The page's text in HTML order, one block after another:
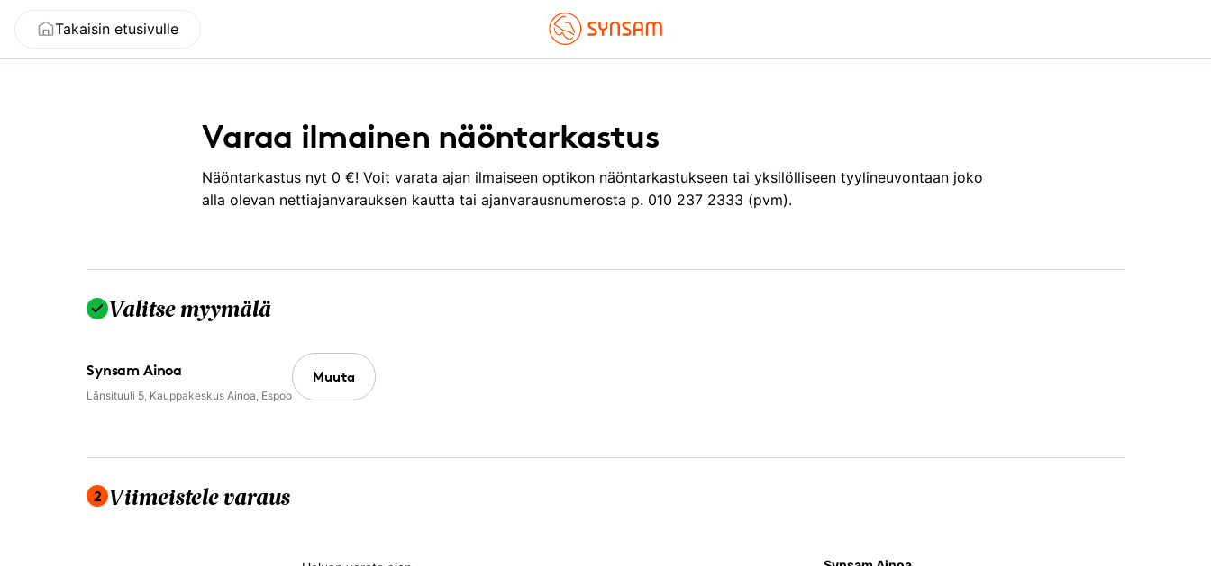
Takaisin etusivulle
Varaa ilmainen näöntarkastus
Näöntarkastus nyt 0 €! Voit varata ajan ilmaiseen optikon näöntarkastukseen tai yksilölliseen tyylineuvontaan joko
alla olevan nettiajanvarauksen kautta tai ajanvarausnumerosta p. 010 237 2333 (pvm).
Valitse myymälä
Synsam Ainoa
Länsituuli 5, Kauppakeskus Ainoa, Espoo
Muuta
2 Viimeistele varaus